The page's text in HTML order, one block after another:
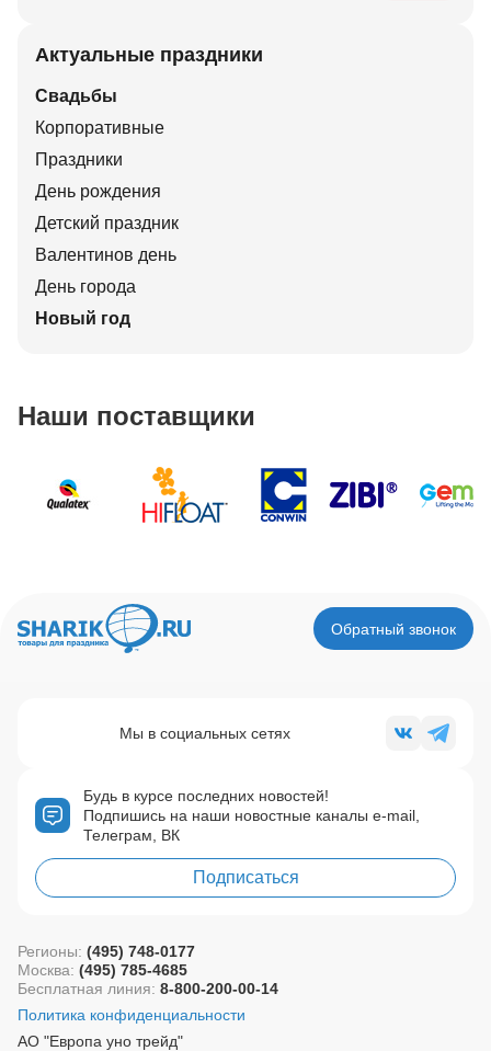
Актуальные праздники
Свадьбы
Корпоративные
Праздники
День рождения
Детский праздник
Валентинов день
День города
Новый год
Наши поставщики
Обратный звонок
Будь в курсе последних новостей!
Подпишись на наши новостные каналы e-mail,
Телеграм, ВК
Подписаться
Мы в социальных сетях
АО "Европа уно трейд"
Регионы: (495) 748-0177
Москва: (495) 785-4685
Бесплатная линия: 8-800-200-00-14
Политика конфиденциальности